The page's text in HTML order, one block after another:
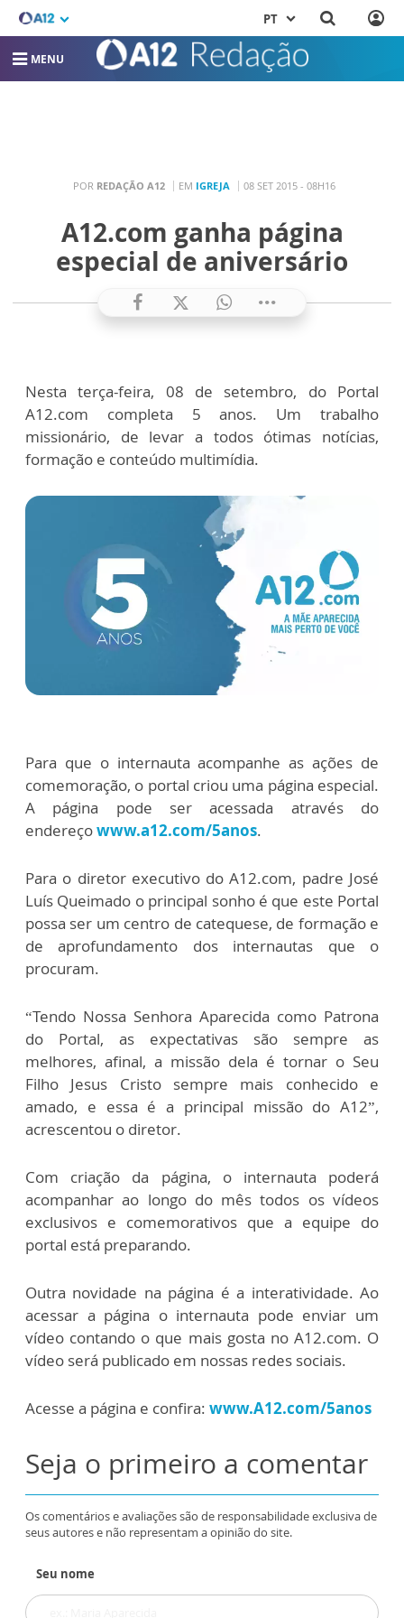
PT
MENU
POR REDAÇÃO A12 EM IGREJA 08 SET 2015 - 08H16
A12.com ganha página
especial de aniversário
Nesta terça-feira, 08 de setembro, do Portal
A12.com completa 5 anos. Um trabalho
missionário, de levar a todos ótimas notícias,
formação e conteúdo multimídia.
Para que o internauta acompanhe as ações de
comemoração, o portal criou uma página especial.
A página pode ser acessada através do
endereçowww.a12.com/5anos.
Para o diretor executivo do A12.com, padre José
Luís Queimado o principal sonho é que este Portal
possa ser um centro de catequese, de formação e
de aprofundamento dos internautas que o
procuram.
“Tendo Nossa Senhora Aparecida como Patrona
do Portal, as expectativas são sempre as
melhores, afinal, a missão dela é tornar o Seu
Filho Jesus Cristo sempre mais conhecido e
amado, e essa é a principal missão do A12”,
acrescentou o diretor.
Com criação da página, o internauta poderá
acompanhar ao longo do mês todos os vídeos
exclusivos e comemorativos que a equipe do
portal está preparando.
Outra novidade na página é a interatividade. Ao
acessar a página o internauta pode enviar um
vídeo contando o que mais gosta no A12.com. O
vídeo será publicado em nossas redes sociais.
Acesse a página e confira: www.A12.com/5anos
Seja o primeiro a comentar
Os comentários e avaliações são de responsabilidade exclusiva de
seus autores e não representam a opinião do site.
Seu nome